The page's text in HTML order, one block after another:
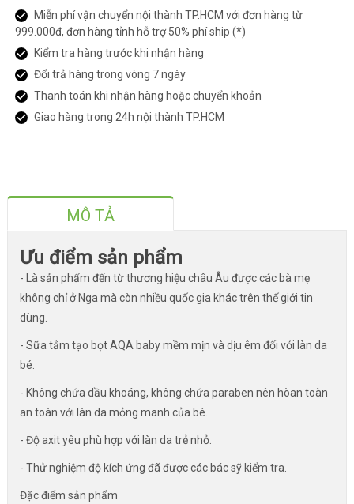
Miễn phí vận chuyển nội thành TP.HCM với đơn hàng từ
999.000đ, đơn hàng tỉnh hỗ trợ 50% phí ship (*)
Kiểm tra hàng trước khi nhận hàng
Đổi trả hàng trong vòng 7 ngày
Thanh toán khi nhận hàng hoặc chuyển khoản
Giao hàng trong 24h nội thành TP.HCM
MÔ TẢ
Ưu điểm sản phẩm
- Là sản phẩm đến từ thương hiệu châu Âu được các bà mẹ
không chỉ ở Nga mà còn nhiều quốc gia khác trên thế giới tin
dùng.
- Sữa tắm tạo bọt AQA baby mềm mịn và dịu êm đối với làn da
bé.
- Không chứa dầu khoáng, không chứa paraben nên hòan toàn
an toàn với làn da mỏng manh của bé.
- Độ axit yêu phù hợp với làn da trẻ nhỏ.
- Thử nghiệm độ kích ứng đã được các bác sỹ kiểm tra.
Đặc điểm sản phẩm